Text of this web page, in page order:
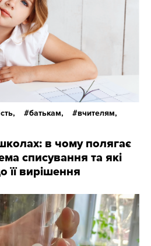
батькам,
вчителям,
в чому полягає
списування та які
її вирішення